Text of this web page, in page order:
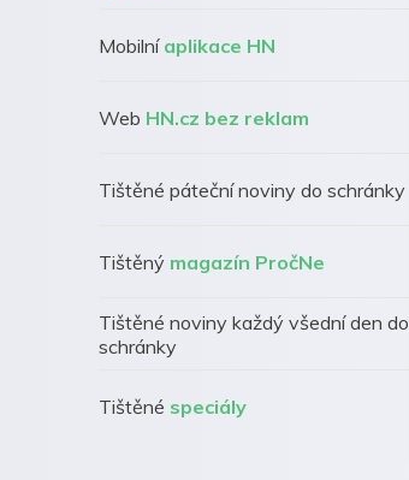
Mobilní aplikace HN
Web HN.cz bez reklam
Tištěné páteční noviny do schránky
Tištěný magazín PročNe
Tištěné noviny každý všední den do
schránky
Tištěné speciály